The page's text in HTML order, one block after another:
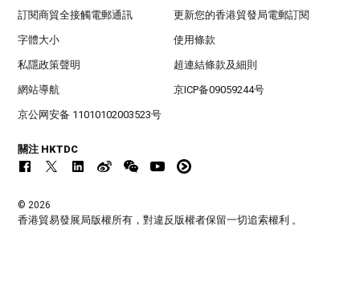
訂閱商貿全接觸電郵通訊 更新您的香港貿發局電郵訂閱
字體大小 使用條款
私隱政策聲明 超連結條款及細則
網站導航 京ICP备09059244号
京公网安备 11010102003523号
關注 HKTDC
© 2026
香港貿易發展局版權所有，對違反版權者保留一切追索權利 。